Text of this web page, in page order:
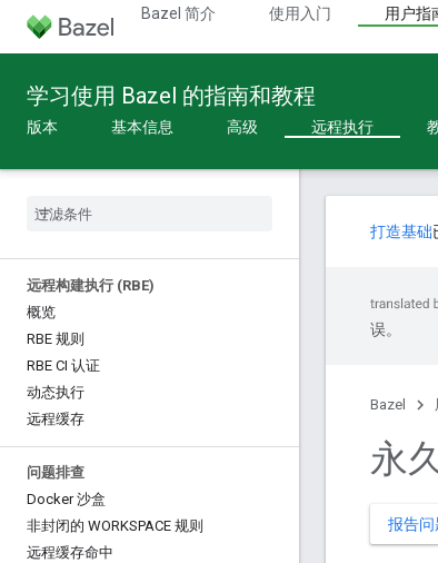
Bazel 简介 使用入门 用户指
学习使用 Bazel 的指南和教程
版本 基本信息 高级 远程执行
远程构建执行 (RBE)
概览
RBE 规则
RBE CI 认证
动态执行
远程缓存
问题排查
Docker 沙盒
非封闭的 WORKSPACE 规则
远程缓存命中
打造基础
误。
Bazel
永
报告问